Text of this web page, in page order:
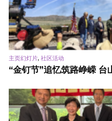
主页幻灯片, 社区活动
“金钉节”追忆筑路峥嵘 台